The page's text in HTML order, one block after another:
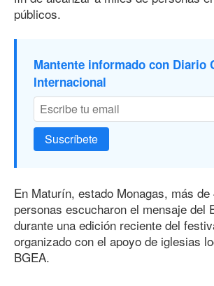
públicos.
Mantente informado con Diario
Internacional
Suscríbete
En Maturín, estado Monagas, más de
personas escucharon el mensaje del
durante una edición reciente del
organizado con el apoyo de iglesias
BGEA.